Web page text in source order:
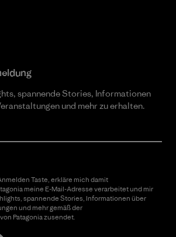
spannende Stories, Informationen
und mehr zu erhalten.
Taste, erkläre mich damit
meine E-Mail-Adresse verarbeitet und mir
spannende Stories, Informationen über
und mehr gemäß der
von Patagonia zusendet.